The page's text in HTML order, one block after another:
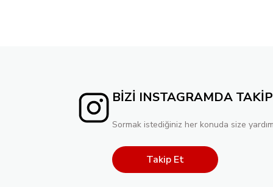
BİZİ INSTAGRAMDA
Sormak istediğiniz her konuda size
Takip Et